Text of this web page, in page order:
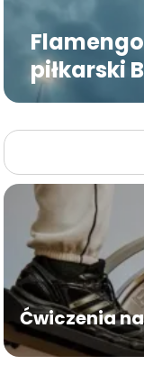
piłkarski
Ćwiczenia